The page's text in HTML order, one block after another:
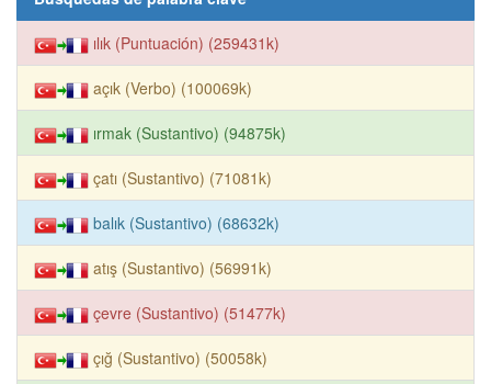
ılık (Puntuación) (259431k)
açık (Verbo) (100069k)
ırmak (Sustantivo) (94875k)
çatı (Sustantivo) (71081k)
balık (Sustantivo) (68632k)
atış (Sustantivo) (56991k)
çevre (Sustantivo) (51477k)
çığ (Sustantivo) (50058k)